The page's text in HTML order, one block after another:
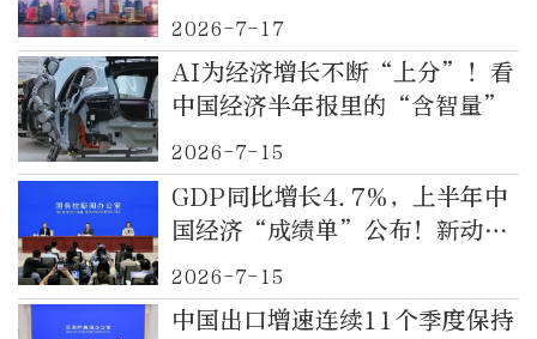
向”
2026-7-17
AI为经济增长不断“上分”！看
中国经济半年报里的“含智量”
2026-7-15
GDP同比增长4.7%，上半年中
国经济“成绩单”公布！新动能
快速成长｜都视频·热观察
2026-7-15
中国出口增速连续11个季度保持